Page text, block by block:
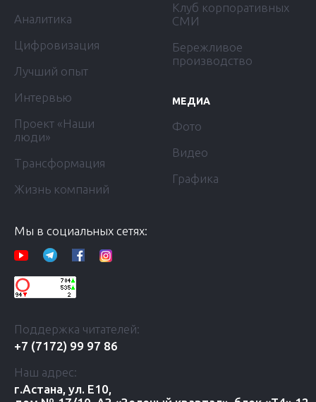
Аналитика
Цифровизация
Лучший опыт
Интервью
Проект «Наши
люди»
Трансформация
Жизнь компаний
Клуб корпоративных
СМИ
Бережливое
производство
МЕДИА
Фото
Видео
Графика
Мы в социальных сетях:
Поддержка читателей:
+7 (7172) 99 97 86
Наш адрес:
г.Астана, ул. Е10,